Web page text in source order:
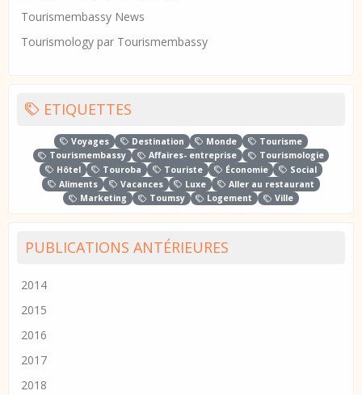
Tourismembassy News
Tourismology par Tourismembassy
ETIQUETTES
Voyages Destination Monde
Tourisme
Tourismembassy
Affaires- entreprise
Tourismologie
Hôtel
Touroba Touriste Économie
Social
Aliments
Vacances Luxe
Aller au restaurant
Marketing
Toumsy Logement Ville
PUBLICATIONS ANTÉRIEURES
2014
2015
2016
2017
2018